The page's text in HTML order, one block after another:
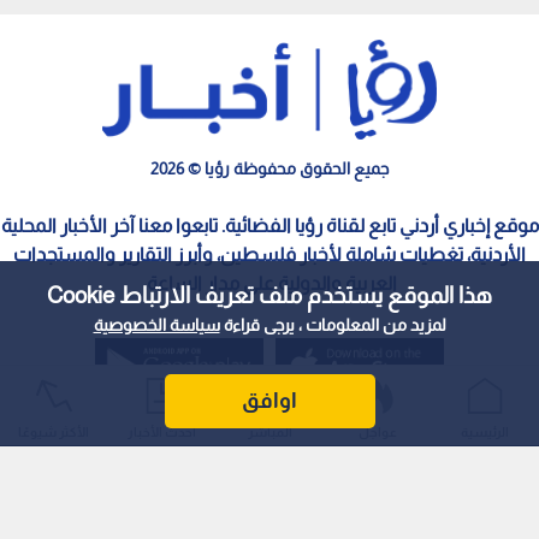
هذا الموقع يستخدم ملف تعريف الارتباط Cookie
لمزيد من المعلومات ، يرجى قراءةسياسة الخصوصية
اوافق
جميع الحقوق محفوظة رؤيا © 2026
موقع إخباري أردني تابع لقناة رؤيا الفضائية. تابعوا معنا آخر الأخبار المحلية
الأردنية، تغطيات شاملة لأخبار فلسطين، وأبرز التقارير والمستجدات
العربية والدولية على مدار الساعة.
عواجل المباشر أحدث الأخبار